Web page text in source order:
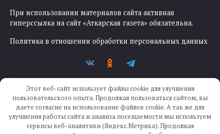
При использовании материалов сайта активная
гиперссылка на сайт «Аткарская газета» обязательна.
Политика в отношении обработки персональных данных
Создание сайта —IKWEB
Этот веб-сайт использует файлы cookie для улучшения
пользовательского опыта. Продолжая пользоваться сайтом, вы
даете согласие на использование файлов cookie. А так же для
улучшения работы сайта и анализа посещаемости мы используем
сервисы веб-аналитики (Яндекс.Метрика). Продолжая